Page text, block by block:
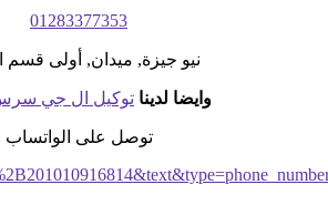
01283377353
نيو جيزة, ميدان, أولى قسم
وايضا لدينا توكيل ال جي سرس
توصل على الواتساب